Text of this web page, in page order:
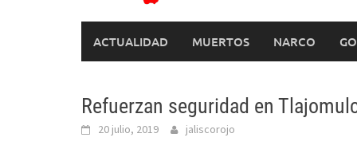
ACTUALIDAD MUERTOS NARCO
Refuerzan seguridad en
20 julio, 2019 jaliscorojo